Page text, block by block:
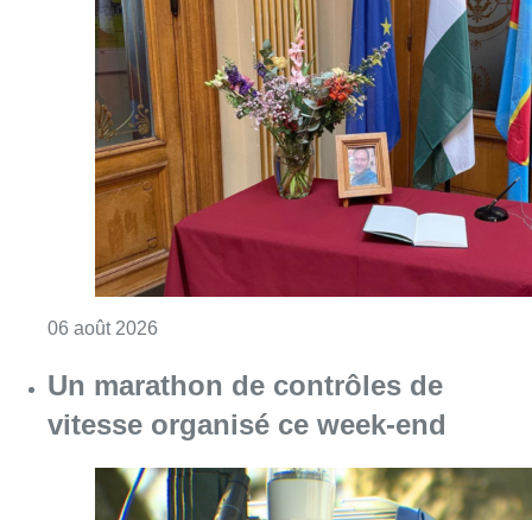
06 août 2026
Un marathon de contrôles de
vitesse organisé ce week-end